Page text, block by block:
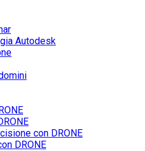
Autodesk
con DRONE
DRONE